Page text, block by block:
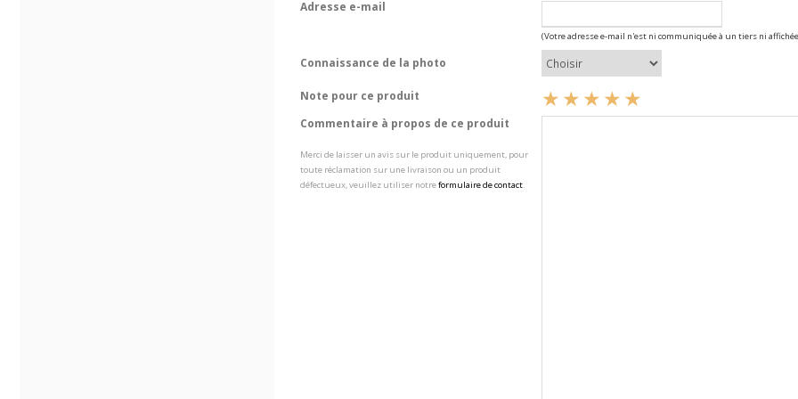
Adresse e-mail
(Votre adresse e-mail n'est ni communiquée à un tiers ni
Connaissance de la photo
Note pour ce produit
Commentaire à propos de ce produit
Merci de laisser un avis sur le produit uniquement, pour
toute réclamation sur une livraison ou un produit
défectueux, veuillez utiliser notreformulaire de contact.